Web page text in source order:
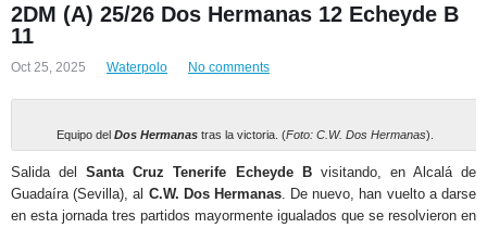
2DM (A) 25/26 Dos Hermanas 12 Echeyde B
11
Oct 25, 2025 Waterpolo No comments
Equipo del Dos Hermanastras la victoria. (Foto: C.W. Dos Hermanas).
Salida delSanta Cruz Tenerife Echeyde Bvisitando, en Alcalá de
Guadaíra (Sevilla), al C.W. Dos Hermanas. De nuevo, han vuelto a darse
en esta jornada tres partidos mayormente igualados que se resolvieron en